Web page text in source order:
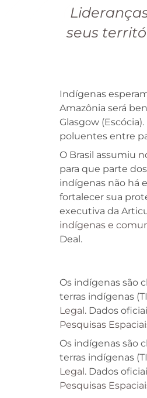
seus
Indígenas
Amazônia será
Glasgow
poluentes entre
O Brasil assumiu
para que parte
indígenas não há
fortalecer sua
executiva da
indígenas e
Deal.
Os indígenas são
terras indígenas
Legal. Dados
Pesquisas
Os indígenas são
terras indígenas
Legal. Dados
Pesquisas